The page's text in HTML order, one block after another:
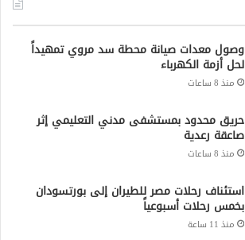
وصول معدات صيانة محطة سد مروي تمهيداً
لحل أزمة الكهرباء
منذ 8 ساعات
حريق محدود بمستشفى مدني التعليمي إثر
صاعقة رعدية
منذ 8 ساعات
استئناف رحلات مصر للطيران إلى بورتسودان
بخمس رحلات أسبوعياً
منذ 11 ساعة